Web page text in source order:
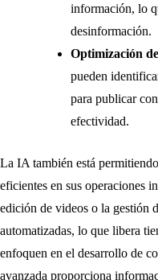
información, lo
desinformación.
Optimización
pueden
para publicar
efectividad.
La IA también está
eficientes en sus operaciones
edición de videos o la gestión
automatizadas, lo que libera
enfoquen en el desarrollo de
avanzada proporciona